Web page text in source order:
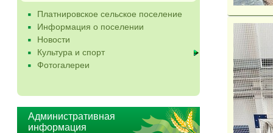
Платнировское сельское поселение
Информация о поселении
Новости
Культура и спорт
Фотогалереи
Административная
информация